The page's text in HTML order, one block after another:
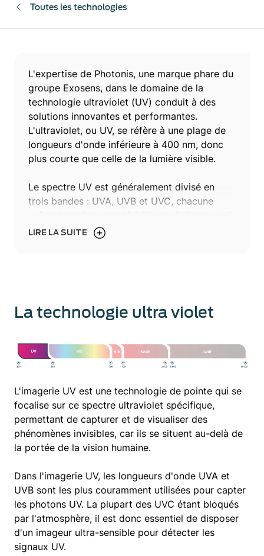
Toutes les technologies
L'expertise de Photonis, une marque phare du
groupe Exosens, dans le domaine de la
technologie ultraviolet (UV) conduit à des
solutions innovantes et performantes.
L'ultraviolet, ou UV, se réfère à une plage de
longueurs d'onde inférieure à 400 nm, donc
plus courte que celle de la lumière visible.
Le spectre UV est généralement divisé en
trois bandes : UVA, UVB et UVC, chacune
nécessitent des technologies spécifiques pour
LIRE LA SUITE
La technologie ultra violet
L'imagerie UV est une technologie de pointe qui se
focalise sur ce spectre ultraviolet spécifique,
permettant de capturer et de visualiser des
phénomènes invisibles, car ils se situent au-delà de
la portée de la vision humaine.
Dans l'imagerie UV, les longueurs d'onde UVA et
UVB sont les plus couramment utilisées pour capter
les photons UV. La plupart des UVC étant bloqués
par l'atmosphère, il est donc essentiel de disposer
d'un imageur ultra-sensible pour détecter les
signaux UV.